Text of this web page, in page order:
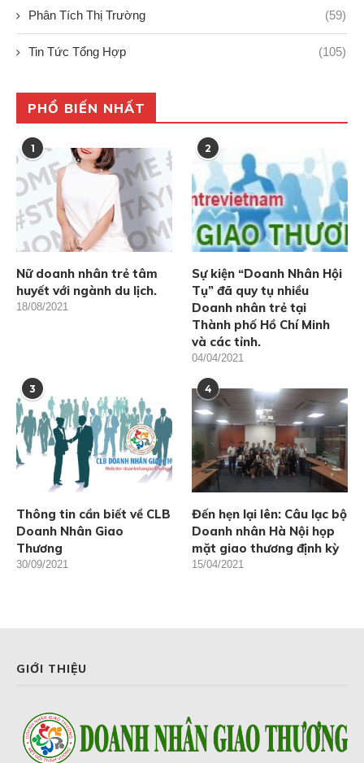
Phân Tích Thị Trường (59)
Tin Tức Tổng Hợp (105)
PHỔ BIẾN NHẤT
1
Nữ doanh nhân trẻ tâm
huyết với ngành du lịch.
18/08/2021
2
Sự kiện “Doanh Nhân Hội
Tụ” đã quy tụ nhiều
Doanh nhân trẻ tại
Thành phố Hồ Chí Minh
và các tỉnh.
04/04/2021
3
Thông tin cần biết về CLB
Doanh Nhân Giao
Thương
30/09/2021
4
Đến hẹn lại lên: Câu lạc bộ
Doanh nhân Hà Nội họp
mặt giao thương định kỳ
15/04/2021
GIỚI THIỆU